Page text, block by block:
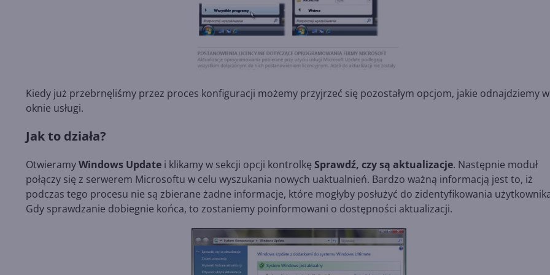
Kiedy już przebrnęliśmy przez proces konfiguracji możemy przyjrzeć się pozostałym opcjom, jakie odnajdziemy w
oknie usługi.
Jak to działa?
OtwieramyWindows Update i klikamy w sekcji opcji kontrolkę Sprawdź, czy są aktualizacje. Następnie moduł
połączy się z serwerem Microsoftu w celu wyszukania nowych uaktualnień. Bardzo ważną informacją jest to, iż
podczas tego procesu nie są zbierane żadne informacje, które mogłyby posłużyć do zidentyfikowania
Gdy sprawdzanie dobiegnie końca, to zostaniemy poinformowani o dostępności aktualizacji.